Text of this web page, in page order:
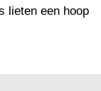
lieten een hoop